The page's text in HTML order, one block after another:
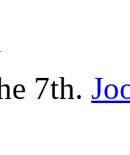
7th.